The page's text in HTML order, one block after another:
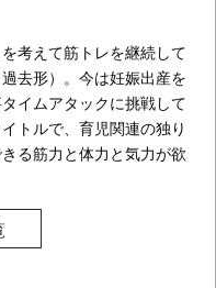
考えて筋トレを継続して
去形）。今は妊娠出産を
イムアタックに挑戦して
トルで、育児関連の独り
る筋力と体力と気力が欲